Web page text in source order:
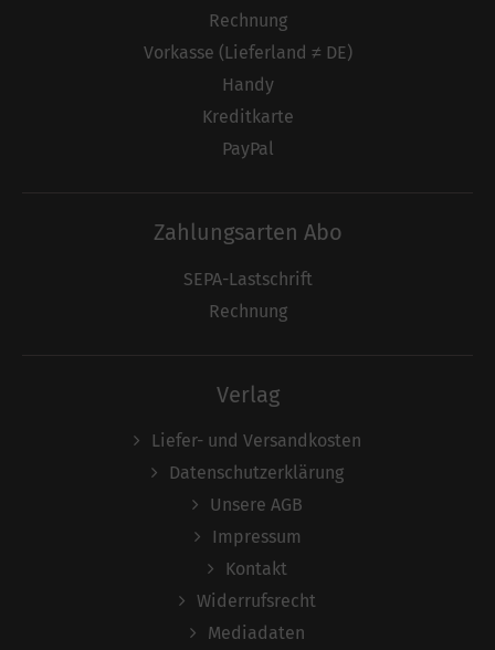
Rechnung
Vorkasse (Lieferland ≠ DE)
Handy
Kreditkarte
PayPal
Zahlungsarten Abo
SEPA-Lastschrift
Rechnung
Verlag
Liefer- und Versandkosten
Datenschutzerklärung
Unsere AGB
Impressum
Kontakt
Widerrufsrecht
Mediadaten